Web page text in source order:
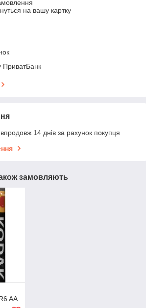
на вашу картку
ПриватБанк
14 днів за рахунок покупця
замовляють
AA